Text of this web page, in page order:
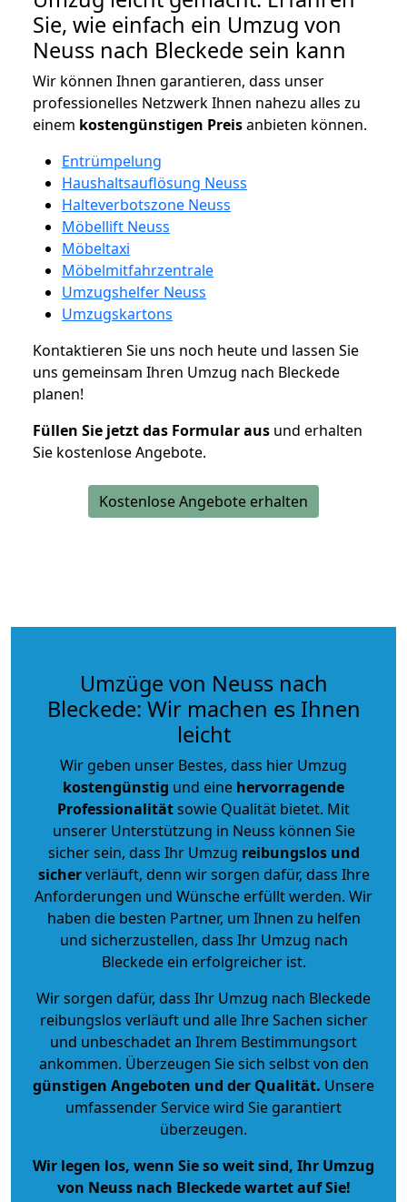
Sie, wie einfach ein Umzug von
Neuss nach Bleckede sein kann
Wir können Ihnen garantieren, dass unser
professionelles Netzwerk Ihnen nahezu alles zu
einem kostengünstigen Preisanbieten können.
Entrümpelung
Haushaltsauflösung Neuss
Halteverbotszone Neuss
Möbellift Neuss
Möbeltaxi
Möbelmitfahrzentrale
Umzugshelfer Neuss
Umzugskartons
Kontaktieren Sie uns noch heute und lassen Sie
uns gemeinsam Ihren Umzug nach Bleckede
planen!
Füllen Sie jetzt das Formular aus und erhalten
Sie kostenlose Angebote.
Kostenlose Angebote erhalten
Umzüge von Neuss nach
Bleckede: Wir machen es Ihnen
leicht
Wir geben unser Bestes, dass hier Umzug
kostengünstig und eine hervorragende
Professionalitätsowie Qualität bietet. Mit
unserer Unterstützung in Neuss können Sie
sicher sein, dass Ihr Umzug reibungslos und
sicherverläuft, denn wir sorgen dafür, dass Ihre
Anforderungen und Wünsche erfüllt werden. Wir
haben die besten Partner, um Ihnen zu helfen
und sicherzustellen, dass Ihr Umzug nach
Bleckede ein erfolgreicher ist.
Wir sorgen dafür, dass Ihr Umzug nach Bleckede
reibungslos verläuft und alle Ihre Sachen sicher
und unbeschadet an Ihrem Bestimmungsort
ankommen. Überzeugen Sie sich selbst von den
günstigen Angeboten und der Qualität. Unsere
umfassender Service wird Sie garantiert
überzeugen.
Wir legen los, wenn Sie so weit sind, Ihr Umzug
von Neuss nach Bleckede wartet auf Sie!